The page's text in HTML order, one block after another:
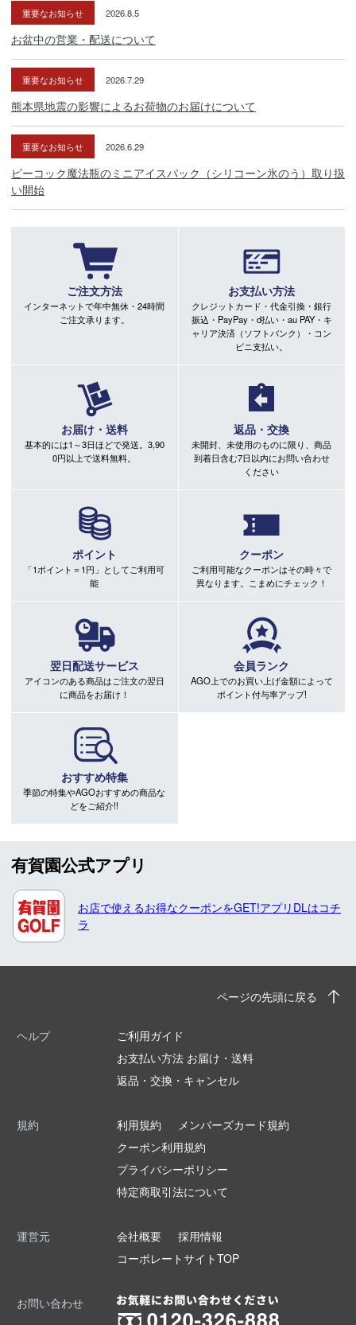
重要なお知らせ 2026.8.5
お盆中の営業・配送について
重要なお知らせ 2026.7.29
熊本県地震の影響によるお荷物のお届けについて
重要なお知らせ 2026.6.29
ピーコック魔法瓶のミニアイスパック（シリコーン氷のう）取り扱
い開始
ご注文方法
インターネットで年中無休・24時間
ご注文承ります。
お支払い方法
クレジットカード・代金引換・銀行
振込・PayPay・d払い・au PAY・キ
ャリア決済（ソフトバンク）・コン
ビニ支払い。
お届け・送料
基本的には1～3日ほどで発送。3,90
0円以上で送料無料。
返品・交換
未開封、未使用のものに限り、商品
到着日含む7日以内にお問い合わせ
ください
ポイント
「1ポイント＝1円」としてご利用可
能
クーポン
ご利用可能なクーポンはその時々で
異なります。こまめにチェック！
翌日配送サービス
アイコンのある商品はご注文の翌日
に商品をお届け！
会員ランク
AGO上でのお買い上げ金額によって
ポイント付与率アップ!
おすすめ特集
季節の特集やAGOおすすめの商品な
どをご紹介!!
有賀園公式アプリ
お店で使えるお得なクーポンをGET!アプリDLはコチ
ラ
ページの先頭に戻る
ヘルプ
ご利用ガイド
お支払い方法 お届け・送料
返品・交換・キャンセル
規約 利用規約
メンバーズカード規約
クーポン利用規約
プライバシーポリシー
特定商取引法について
運営元 会社概要
採用情報
コーポレートサイトTOP
お問い合わせ